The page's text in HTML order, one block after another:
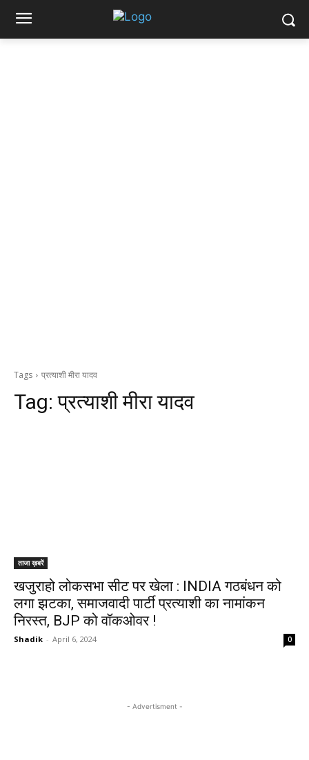
Tags प्रत्याशी मीरा यादव
Tag:प्रत्याशी मीरा यादव
ताजा ख़बरें
खजुराहो लोकसभा सीट पर खेला : INDIA गठबंधन को
लगा झटका, समाजवादी पार्टी प्रत्याशी का नामांकन
निरस्त, BJP को वॉकओवर !
Shadik - April 6, 2024 0
- Advertisment -